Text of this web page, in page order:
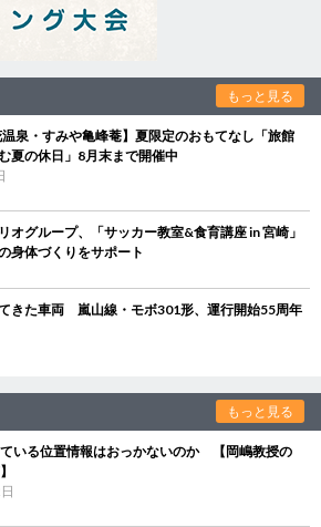
もっと見る
温泉・すみや亀峰菴】夏限定のおもてなし「旅館
夏の休日」8月末まで開催中
オグループ、「サッカー教室&食育講座 in 宮崎」
身体づくりをサポート
きた車両 嵐山線・モボ301形、運行開始55周年
もっと見る
いる位置情報はおっかないのか 【岡嶋教授の